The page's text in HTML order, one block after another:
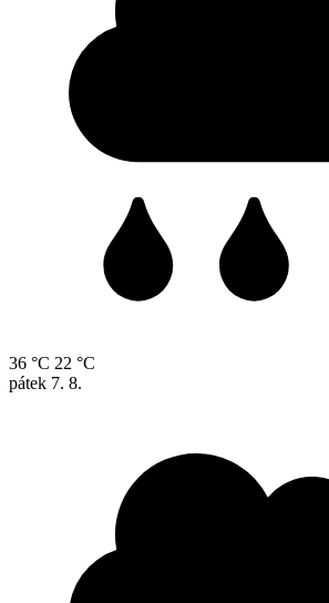
36 °C 22 °C
pátek 7. 8.